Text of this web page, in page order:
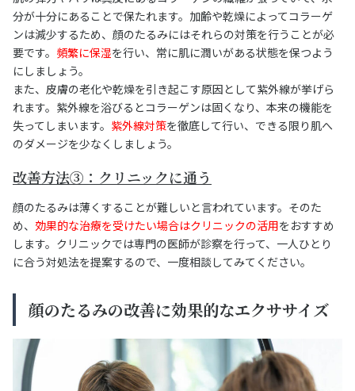
分が十分にあることで保たれます。加齢や乾燥によってコラーゲ
ンは減少するため、顔のたるみにはそれらの対策を行うことが必
要です。 頻繁に保湿を行い、常に肌に潤いがある状態を保つよう
にしましょう。
また、皮膚の老化や乾燥を引き起こす原因として紫外線が挙げら
れます。紫外線を浴びるとコラーゲンは固くなり、本来の機能を
失ってしまいます。 紫外線対策を徹底して行い、できる限り肌へ
のダメージを少なくしましょう。
改善方法③：クリニックに通う
顔のたるみは薄くすることが難しいと言われています。そのた
め、 効果的な治療を受けたい場合はクリニックの活用をおすすめ
します。クリニックでは専門の医師が診察を行って、一人ひとり
に合う対処法を提案するので、一度相談してみてください。
顔のたるみの改善に効果的なエクササイズ